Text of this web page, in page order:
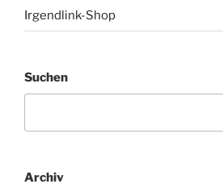
Irgendlink-Shop
Suchen
Archiv